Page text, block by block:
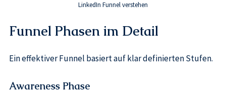
LinkedIn Funnel verstehen
Funnel Phasen im Detail
Ein effektiver Funnel basiert auf klar definierten Stufen.
Awareness Phase